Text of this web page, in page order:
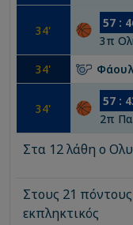
34' 57 :
3π
34'
34' 57 :
2π
Στα 12 λάθη ο
Στους 21 πόντους
εκπληκτικός